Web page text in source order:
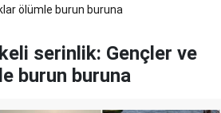
ölümle burun buruna
serinlik: Gençler ve
burun buruna